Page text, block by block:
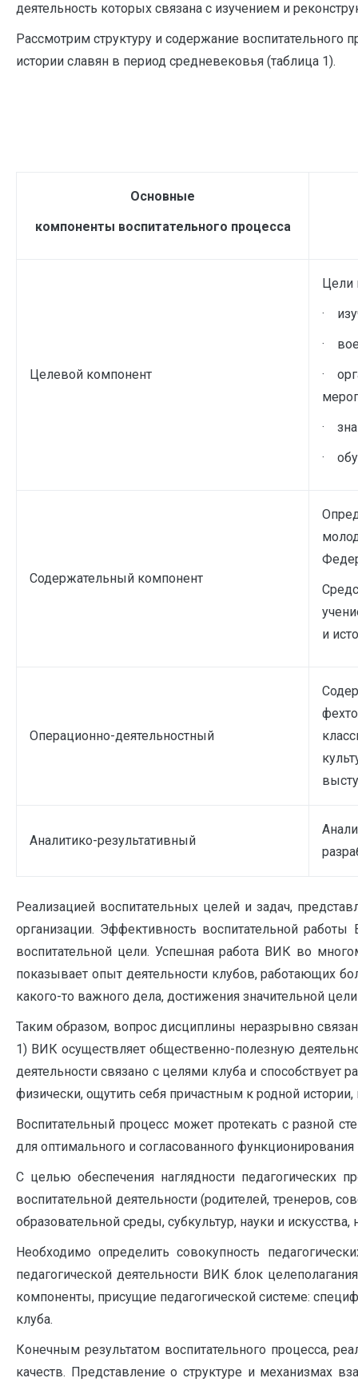
деятельность которых связана с изучением и
Рассмотрим структуру и содержание
истории славян в период средневековья (таблица 1).
Основные
компоненты воспитательного процесса
Целевой компонент
Цели
·
·
·
·
·
Содержательный компонент
и
Операционно-деятельностный
Аналитико-результативный
Реализацией воспитательных целей и задач,
организации. Эффективность воспитательной
воспитательной цели. Успешная работа ВИК во
показывает опыт деятельности клубов, работающих
какого-то важного дела, достижения значительной
Таким образом, вопрос дисциплины неразрывно
1) ВИК осуществляет общественно-полезную
деятельности связано с целями клуба и способствует
физически, ощутить себя причастным к родной
Воспитательный процесс может протекать с разной
для оптимального и согласованного
С целью обеспечения наглядности педагогических
воспитательной деятельности (родителей, тренеров,
образовательной среды, субкультур, науки и
Необходимо определить совокупность
педагогической деятельности ВИК блок
компоненты, присущие педагогической системе:
клуба.
Конечным результатом воспитательного процесса,
качеств. Представление о структуре и механизмах